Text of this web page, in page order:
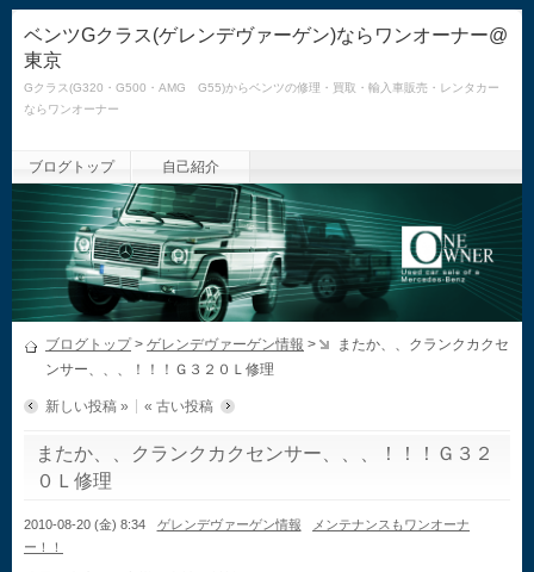
ベンツGクラス(ゲレンデヴァーゲン)ならワンオーナー@
東京
Gクラス(G320・G500・AMG G55)からベンツの修理・買取・輸入車販売・レンタカー
ならワンオーナー
ブログトップ 自己紹介
ブログトップ> ゲレンデヴァーゲン情報 >
またか、、クランクカクセ
ンサー、、、！！！Ｇ３２０Ｌ修理
新しい投稿 » « 古い投稿
またか、、クランクカクセンサー、、、！！！Ｇ３２
０Ｌ修理
2010-08-20 (金) 8:34 ゲレンデヴァーゲン情報
メンテナンスもワンオーナ
ー！！